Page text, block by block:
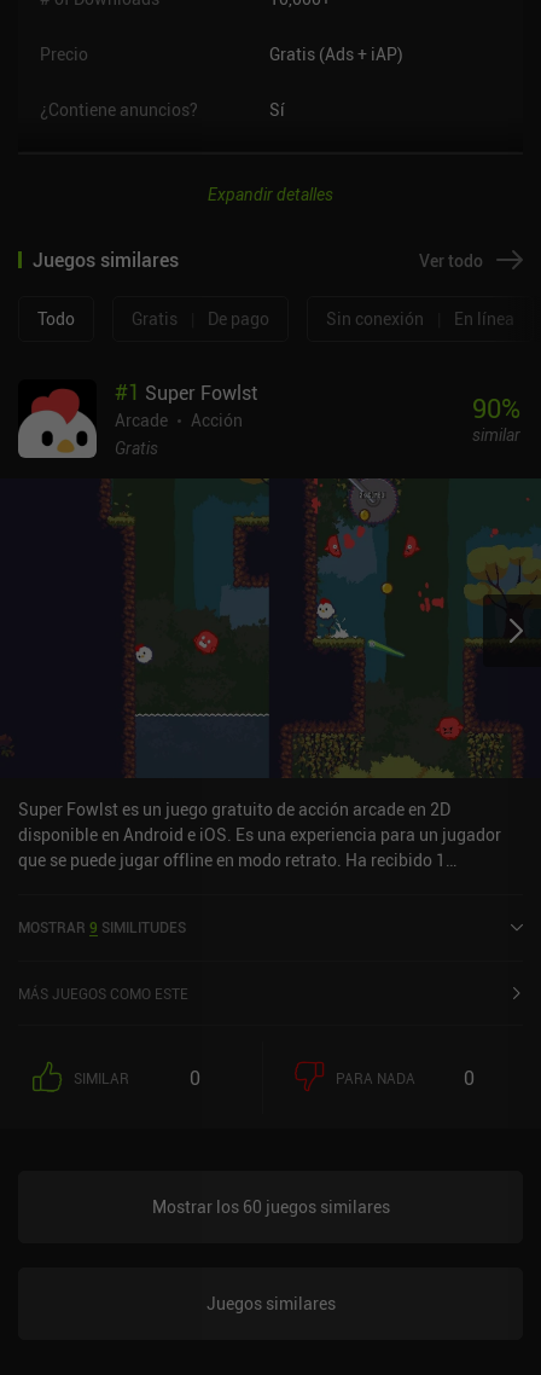
Precio Gratis (Ads + iAP)
¿Contiene anuncios? Sí
Expandir detalles
Juegos similares Ver todo
Todo Gratis De pago Sin conexión En línea
#1 Super Fowlst
Arcade
Acción
Gratis
90%
similar
Super Fowlst es un juego gratuito de acción arcade en 2D
disponible en Android e iOS. Es una experiencia para un jugador
que se puede jugar offline en modo retrato. Ha recibido 1
sobre 5,0 en Google Play y de 4,5 sobre 5,0 en la App Store de iOS.
MOSTRAR 9 SIMILITUDES
MÁS JUEGOS COMO ESTE
SIMILAR 0 PARA NADA 0
Mostrar los 60 juegos similares
Juegos similares